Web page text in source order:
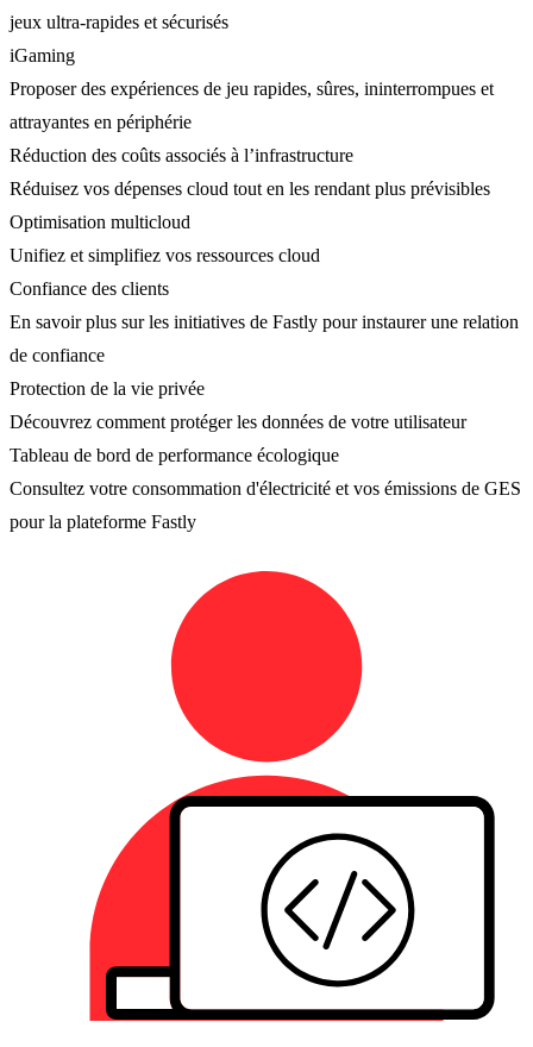
jeux ultra-rapides et sécurisés
iGaming
Proposer des expériences de jeu rapides, sûres, ininterrompues et
attrayantes en périphérie
Réduction des coûts associés à l’infrastructure
Réduisez vos dépenses cloud tout en les rendant plus prévisibles
Optimisation multicloud
Unifiez et simplifiez vos ressources cloud
Confiance des clients
En savoir plus sur les initiatives de Fastly pour instaurer une relation
de confiance
Protection de la vie privée
Découvrez comment protéger les données de votre utilisateur
Tableau de bord de performance écologique
Consultez votre consommation d'électricité et vos émissions de GES
pour la plateforme Fastly